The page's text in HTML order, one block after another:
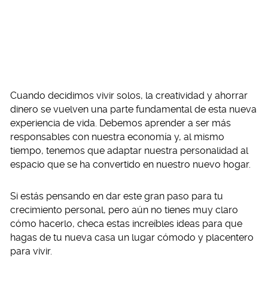
Cuando decidimos vivir solos, la creatividad y ahorrar
dinero se vuelven una parte fundamental de esta nueva
experiencia de vida. Debemos aprender a ser más
responsables con nuestra economía y, al mismo
tiempo, tenemos que adaptar nuestra personalidad al
espacio que se ha convertido en nuestro nuevo hogar.
Si estás pensando en dar este gran paso para tu
crecimiento personal, pero aún no tienes muy claro
cómo hacerlo, checa estas increíbles ideas para que
hagas de tu nueva casa un lugar cómodo y placentero
para vivir.